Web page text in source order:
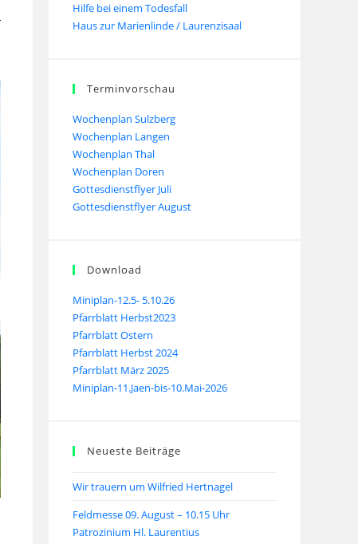
Hilfe bei einem Todesfall
Haus zur Marienlinde / Laurenzisaal
Terminvorschau
Wochenplan Sulzberg
Wochenplan Langen
Wochenplan Thal
Wochenplan Doren
Gottesdienstflyer Juli
Gottesdienstflyer August
Download
Miniplan-12.5- 5.10.26
Pfarrblatt Herbst2023
Pfarrblatt Ostern
Pfarrblatt Herbst 2024
Pfarrblatt März 2025
Miniplan-11.Jaen-bis-10.Mai-2026
Neueste Beiträge
Wir trauern um Wilfried Hertnagel
Feldmesse 09. August – 10.15 Uhr
Patrozinium Hl. Laurentius